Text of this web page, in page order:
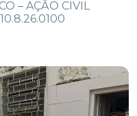
– AÇÃO CIVIL